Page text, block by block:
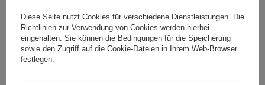
Verpackungsbreite in
Zentimetern
9
Diese Seite nutzt Cookies für verschiedene Dienstleistungen. Die
Richtlinien zur Verwendung von Cookies werden hierbei
eingehalten. Sie können die Bedingungen für die Speicherung
sowie den Zugriff auf die Cookie-Dateien in Ihrem Web-Browser
festlegen.